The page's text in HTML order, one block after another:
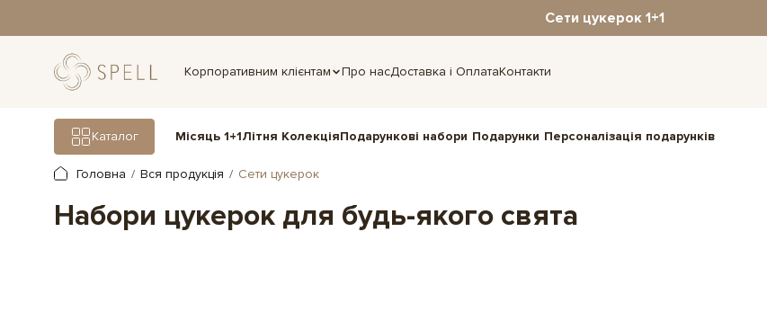
Сети цукерок 1+1
Корпоративним клієнтам Про насДоставка і ОплатаКонтакти
Каталог Місяць 1+1Літня КолекціяПодарункові набори Подарунки Персоналізація подарунків
Головна Вся продукція Сети цукерок
Набори цукерок для будь-якого свята